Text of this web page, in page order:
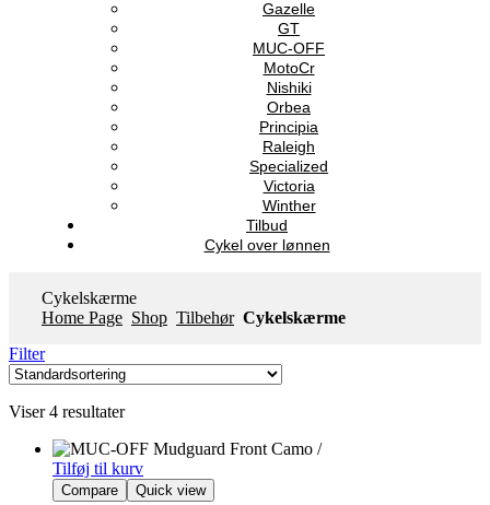
Gazelle
GT
MUC-OFF
MotoCr
Nishiki
Orbea
Principia
Raleigh
Specialized
Victoria
Winther
Tilbud
Cykel over lønnen
Cykelskærme
Home Page Shop Tilbehør Cykelskærme
Filter
Viser 4 resultater
Tilføj til kurv
Compare Quick view